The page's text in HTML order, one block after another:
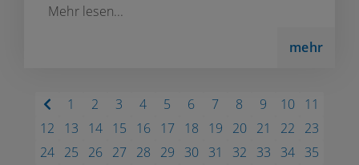
Mehr lesen...
mehr
1 2 3 4 5 6 7 8 9 10 11
12
13 14 15 16 17 18 19 20 21 22
23
24 25 26 27 28 29 30 31 32 33 34 35